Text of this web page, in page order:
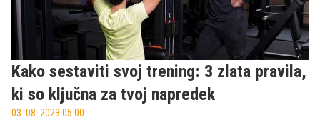
Kako sestaviti svoj trening: 3 zlata pravila,
ki so ključna za tvoj napredek
03. 08. 2023 05.00